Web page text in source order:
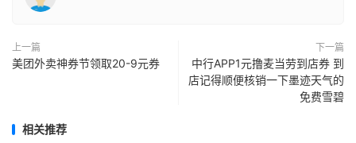
上一篇
美团外卖神券节领取20-9元券
下一篇
中行APP1元撸麦当劳到店券 到
店记得顺便核销一下墨迹天气的
免费雪碧
相关推荐